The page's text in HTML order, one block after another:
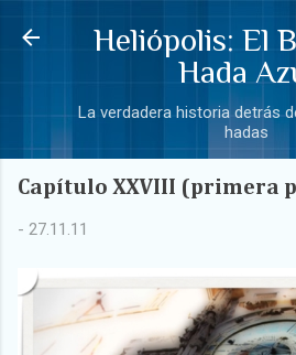
Ir al contenido
Heliópolis: El
Hada
La verdadera historia detrás
hadas
Capítulo XXVIII (primera
- 27.11.11